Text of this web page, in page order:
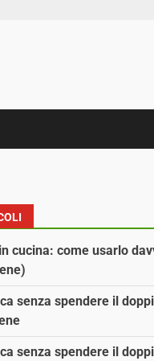
cucina: come usarlo
senza spendere il
senza spendere il